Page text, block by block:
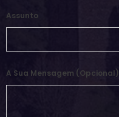
Assunto
A Sua Mensagem (opcional)